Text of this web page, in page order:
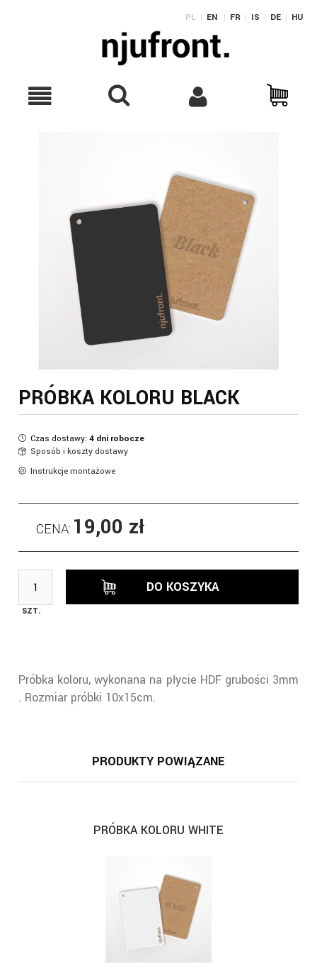
PL | EN | FR | IS | DE | HU
PRÓBKA KOLORU BLACK
Czas dostawy: 4 dni robocze
Sposób i koszty dostawy
Instrukcje montażowe
CENA: 19,00 zł
SZT.
DO KOSZYKA
Próbka koloru, wykonana na płycie HDF grubości 3mm
. Rozmiar próbki 10x15cm.
PRODUKTY POWIĄZANE
PRÓBKA KOLORU WHITE